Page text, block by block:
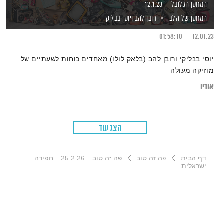
המחסן הגלובלי – 12.1.23
המחסן של הלב
רובן להבויוסי בבליקי
12.01.23
01:58:10
יוסי בבליקי ורובן להב (בלאק לולו) מאחדים כוחות לשעתיים של
מוזיקה מעולה
אודיו
הצג עוד
דף הבית פה זה טוב
פה זה טוב – 25.2.26 – חפירה
ישראלית